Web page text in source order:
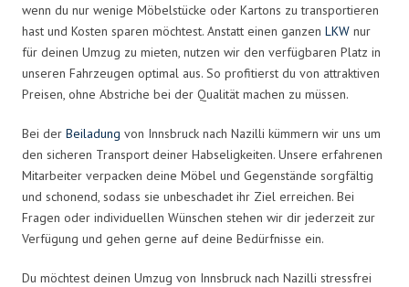
wenn du nur wenige Möbelstücke oder Kartons zu transportieren
hast und Kosten sparen möchtest. Anstatt einen ganzen LKW nur
für deinen Umzug zu mieten, nutzen wir den verfügbaren Platz in
unseren Fahrzeugen optimal aus. So profitierst du von attraktiven
Preisen, ohne Abstriche bei der Qualität machen zu müssen.
Bei der Beiladung von Innsbruck nach Nazilli kümmern wir uns um
den sicheren Transport deiner Habseligkeiten. Unsere erfahrenen
Mitarbeiter verpacken deine Möbel und Gegenstände sorgfältig
und schonend, sodass sie unbeschadet ihr Ziel erreichen. Bei
Fragen oder individuellen Wünschen stehen wir dir jederzeit zur
Verfügung und gehen gerne auf deine Bedürfnisse ein.
Du möchtest deinen Umzug von Innsbruck nach Nazilli stressfrei